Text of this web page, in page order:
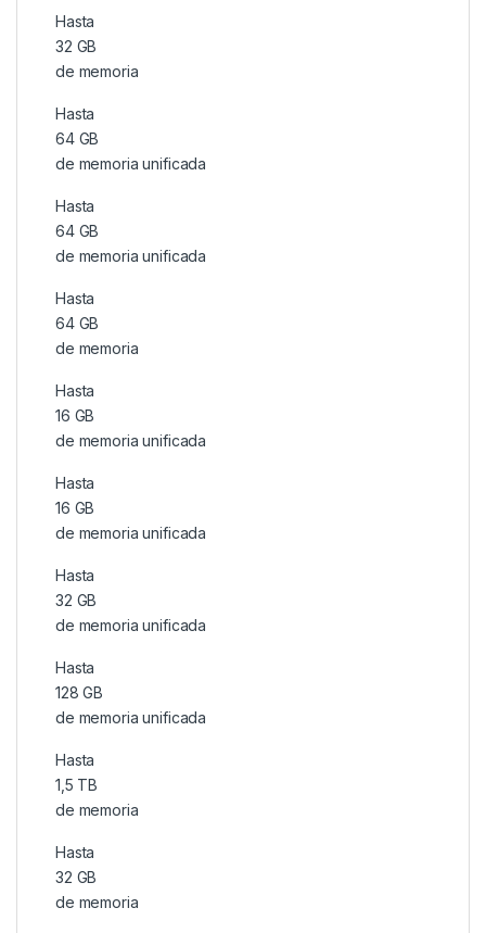
Hasta
32 GB
de memoria
Hasta
64 GB
de memoria unificada
Hasta
64 GB
de memoria unificada
Hasta
64 GB
de memoria
Hasta
16 GB
de memoria unificada
Hasta
16 GB
de memoria unificada
Hasta
32 GB
de memoria unificada
Hasta
128 GB
de memoria unificada
Hasta
1,5 TB
de memoria
Hasta
32 GB
de memoria